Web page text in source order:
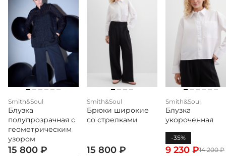
Smith&Soul
Блузка
полупрозрачная с
геометрическим
узором
15 800 ₽
Smith&Soul
Брюки широкие
со стрелками
15 800 ₽
Smith&Soul
Блузка
укороченная
-35%
14 200₽
9 230 ₽